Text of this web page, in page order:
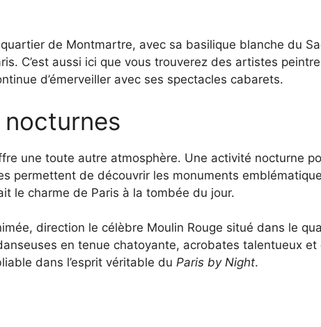
de Montmartre, avec sa basilique blanche du
C’est aussi ici que vous trouverez des artistes
d’émerveiller avec ses spectacles cabarets.
une toute autre atmosphère. Une activité nocturne
permettent de découvrir les monuments
le charme de Paris à la tombée du jour.
direction le célèbre Moulin Rouge situé dans le
en tenue chatoyante, acrobates talentueux et
dans l’esprit véritable du Paris by Night.